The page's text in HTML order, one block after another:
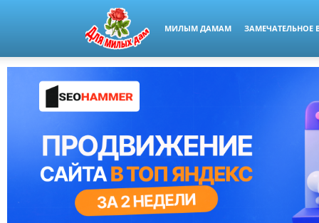
МИЛЫМ ДАМАМ ЗАМЕЧАТЕЛЬНОЕ